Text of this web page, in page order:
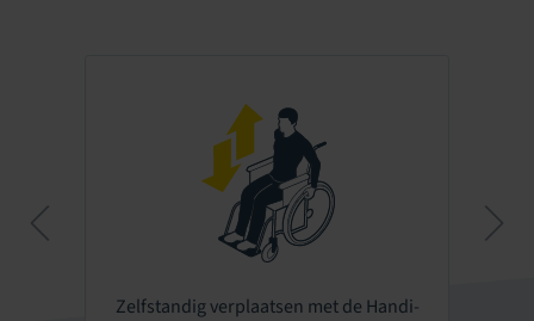
Zelfstandig verplaatsen met de Handi-